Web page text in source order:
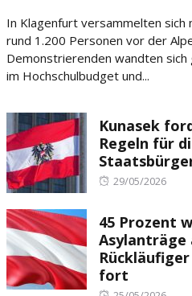
In Klagenfurt versammelten sich
rund 1.200 Personen vor der
Demonstrierenden wandten sich
im Hochschulbudget und...
Kunasek
Regeln für
Posted
29/05/2026
45 Prozent
Asylanträge
fort